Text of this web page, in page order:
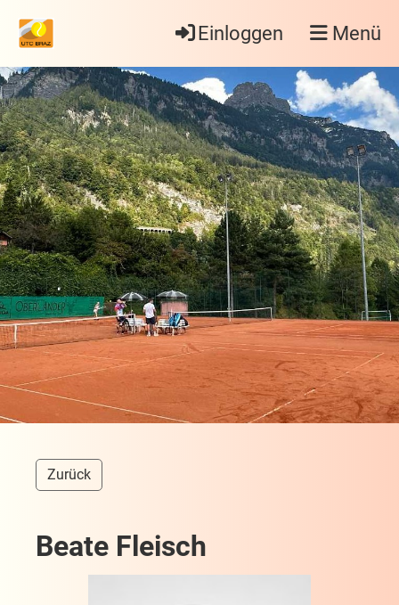
Einloggen Menü
Zurück
Beate Fleisch